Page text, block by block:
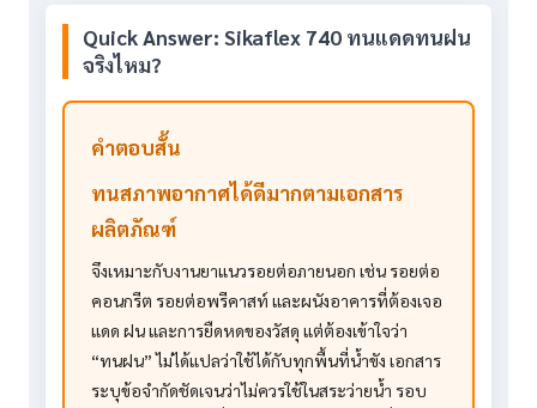
Quick Answer: Sikaflex 740 ทนแดดทนฝน
จริงไหม?
คำตอบสั้น
ทนสภาพอากาศได้ดีมากตามเอกสาร
ผลิตภัณฑ์
จึงเหมาะกับงานยาแนวรอยต่อภายนอก เช่น รอยต่อ
คอนกรีต รอยต่อพรีคาสท์ และผนังอาคารที่ต้องเจอ
แดด ฝน และการยืดหดของวัสดุ แต่ต้องเข้าใจว่า
“ทนฝน” ไม่ได้แปลว่าใช้ได้กับทุกพื้นที่น้ำขัง เอกสาร
ระบุข้อจำกัดชัดเจนว่าไม่ควรใช้ในสระว่ายน้ำ รอบ